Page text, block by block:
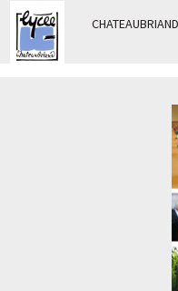
Panneau de gestion des cookies